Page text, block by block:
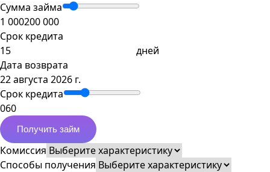
Сумма займа
1 000200 000
Срок кредита
дней
Дата возврата
22 августа 2026 г.
Срок кредита
060
Получить займ
Комиссия
Способы получения